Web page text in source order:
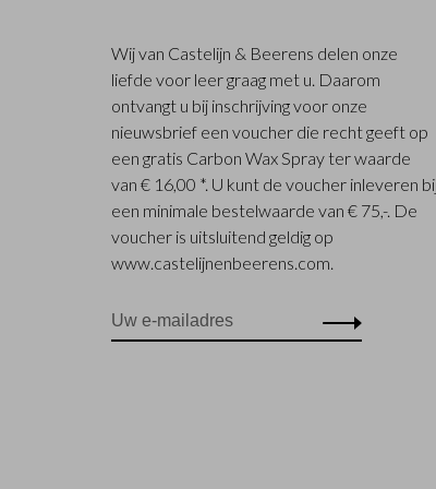
Wij van Castelijn & Beerens delen onze
liefde voor leer graag met u. Daarom
ontvangt u bij inschrijving voor onze
nieuwsbrief een voucher die recht geeft op
een gratis Carbon Wax Spray ter waarde
van € 16,00 *. U kunt de voucher inleveren
een minimale bestelwaarde van € 75,-. De
voucher is uitsluitend geldig op
www.castelijnenbeerens.com.